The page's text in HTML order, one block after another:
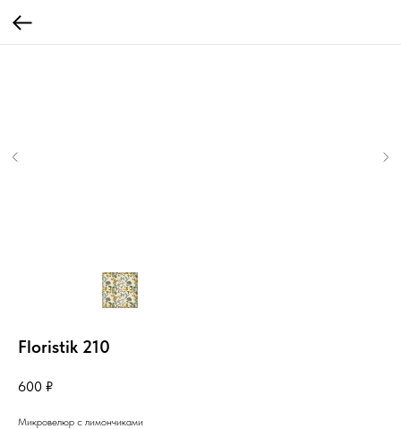
Floristik 210
600 ₽
Микровелюр c лимончиками